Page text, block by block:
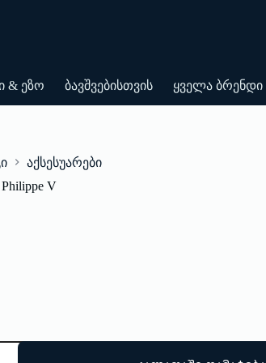
& ეზო ბავშვებისთვის ყველა ბრენდი
აქსესუარები
V